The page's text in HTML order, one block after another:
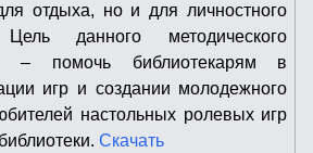
отдыха, но и для личностного
данного методического
– помочь библиотекарям в
игр и создании молодежного
настольных ролевых игр
Скачать